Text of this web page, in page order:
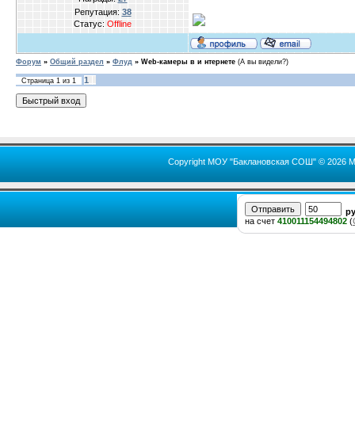
Репутация: 38
Статус: Offline
Форум » Общий раздел » Флуд » Web-камеры в и нтернете (А вы видели?)
Страница 1 из 1 1
Copyright МОУ "Баклановская СОШ" © 2026
на счет 410011154494802 (